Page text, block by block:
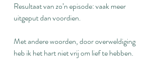
Resultaat van zo’n episode: vaak meer
uitgeput dan voordien.
Met andere woorden, door overweldiging
heb ik het hart niet vrij om lief te hebben.